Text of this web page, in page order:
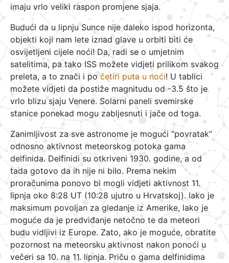
imaju vrlo veliki raspon promjene sjaja.
Budući da u lipnju Sunce nije daleko ispod horizonta,
objekti koji nam lete iznad glave u orbiti biti će
osvijetljeni cijele noći! Da, radi se o umjetnim
satelitima, pa tako ISS možete vidjeti prilikom svakog
preleta, a to znači i po četiri puta u noći! U tablici
možete vidjeti da postiže magnitudu od -3.5 što je
vrlo blizu sjaju Venere. Solarni paneli svemirske
stanice ponekad mogu zabljesnuti i jače od toga.
Zanimljivost za sve astronome je mogući “povratak”
odnosno aktivnost meteorskog potoka gama
delfinida. Delfinidi su otkriveni 1930. godine, a od
tada gotovo da ih nije ni bilo. Prema nekim
proračunima ponovo bi mogli vidjeti aktivnost 11.
lipnja oko 8:28 UT (10:28 ujutro u Hrvatskoj). Iako je
maksimum povoljan za gledanje iz Amerike, lako je
moguće da je predviđanje netočno te da meteori
budu vidljivi iz Europe. Zato, ako je moguće, obratite
pozornost na meteorsku aktivnost nakon ponoći u
večeri sa 10. na 11. lipnja. Priču o gama delfinidima